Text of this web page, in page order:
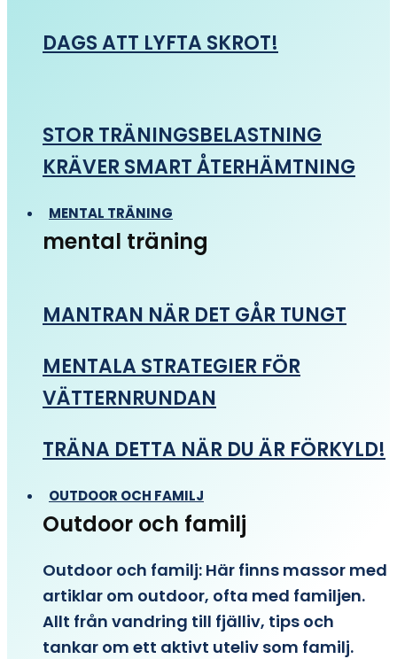
DAGS ATT LYFTA SKROT!
STOR TRÄNINGSBELASTNING
KRÄVER SMART ÅTERHÄMTNING
MENTAL TRÄNING
mental träning
MANTRAN NÄR DET GÅR TUNGT
MENTALA STRATEGIER FÖR
VÄTTERNRUNDAN
TRÄNA DETTA NÄR DU ÄR FÖRKYLD!
OUTDOOR OCH FAMILJ
Outdoor och familj
Outdoor och familj: Här finns massor med
artiklar om outdoor, ofta med familjen.
Allt från vandring till fjälliv, tips och
tankar om ett aktivt uteliv som familj.